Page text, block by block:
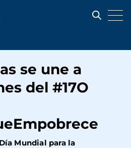
se une a
del #17O
Mundial para la